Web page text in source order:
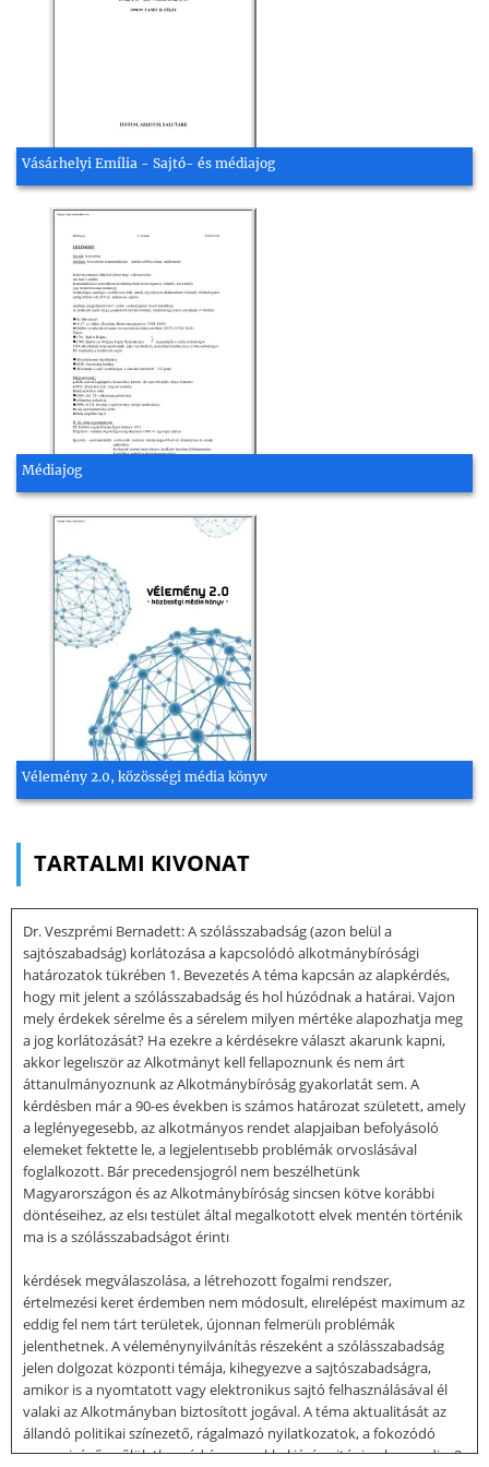
Vásárhelyi Emília - Sajtó- és médiajog
Médiajog
Vélemény 2.0, közösségi média könyv
TARTALMI KIVONAT
Dr. Veszprémi Bernadett: A szólásszabadság (azon belül a
sajtószabadság) korlátozása a kapcsolódó alkotmánybírósági
határozatok tükrében 1. Bevezetés A téma kapcsán az alapkérdés,
hogy mit jelent a szólásszabadság és hol húzódnak a határai. Vajon
mely érdekek sérelme és a sérelem milyen mértéke alapozhatja meg
a jog korlátozását? Ha ezekre a kérdésekre választ akarunk kapni,
akkor legelıször az Alkotmányt kell fellapoznunk és nem árt
áttanulmányoznunk az Alkotmánybíróság gyakorlatát sem. A
kérdésben már a 90-es években is számos határozat született, amely
a leglényegesebb, az alkotmányos rendet alapjaiban befolyásoló
elemeket fektette le, a legjelentısebb problémák orvoslásával
foglalkozott. Bár precedensjogról nem beszélhetünk
Magyarországon és az Alkotmánybíróság sincsen kötve korábbi
döntéseihez, az elsı testület által megalkotott elvek mentén történik
ma is a szólásszabadságot érintı
kérdések megválaszolása, a létrehozott fogalmi rendszer,
értelmezési keret érdemben nem módosult, elırelépést maximum az
eddig fel nem tárt területek, újonnan felmerülı problémák
jelenthetnek. A véleménynyilvánítás részeként a szólásszabadság
jelen dolgozat központi témája, kihegyezve a sajtószabadságra,
amikor is a nyomtatott vagy elektronikus sajtó felhasználásával él
valaki az Alkotmányban biztosított jogával. A téma aktualitását az
állandó politikai színezető, rágalmazó nyilatkozatok, a fokozódó
mennyiségő győlöletbeszéd és az ezekkel járó sajtóvisszhang adja. 2.